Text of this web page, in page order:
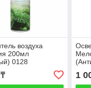
воздуха
200мл
0128
1